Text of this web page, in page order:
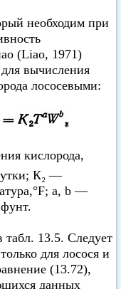
необходим при
(Liao, 1971)
вычисления
лососевыми:
кислорода,
К₂ —
а, b —
13.5. Следует
для лосося и
(13.72),
данных